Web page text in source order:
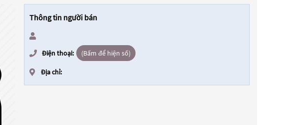
Thông tin người bán
Điện thoại: (Bấm để hiện số)
Địa chỉ: